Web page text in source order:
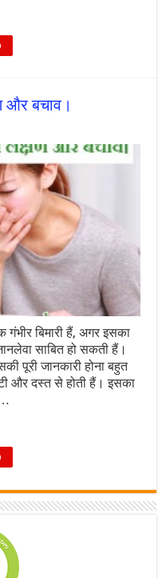
और बचाव।
बिमारी हैं, अगर इसका
साबित हो सकती हैं।
पूरी जानकारी होना बहुत
और दस्त से होती हैं। इसका
…